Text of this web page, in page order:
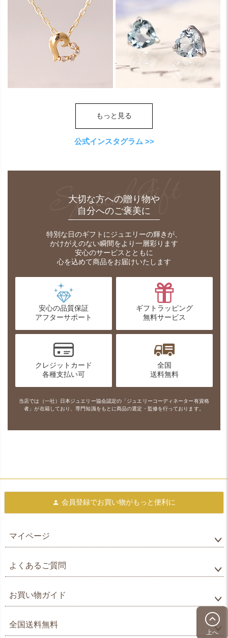
もっと見る
公式インスタグラム >>
大切な方への贈り物や
自分へのご褒美に
SpecialGift
特別な日のギフトにジュエリーの輝きが、
かけがえのない瞬間をより一層彩ります
安心のサービスとともに
心を込めて商品をお届けいたします
安心の品質保証
アフターサポート
ギフトラッピング
無料サービス
クレジットカード
各種支払い可
全国
送料無料
当店では （一社）日本ジュエリー協会認定の「ジュエリーコーディネーター有資格
者」が在籍しており、専門知識をもとに商品の選定・監修を行っております。
上へ
会員登録でお買い物がもっと便利に
マイページ
よくあるご質問
お買い物ガイド
全国送料無料